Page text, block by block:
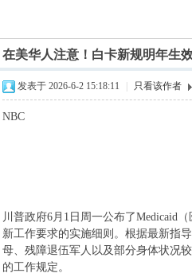
›
在美华人注意！白卡新规明年生
发表于 2026-6-2 15:18:11 只看该作者
NBC
川普政府6月1日周一公布了Medicaid
新工作要求的实施细则。根据最新指
母、残障退伍军人以及部分身体状况
的工作规定。